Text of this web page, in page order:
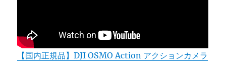
【国内正規品】DJI OSMO Action アクションカメラ